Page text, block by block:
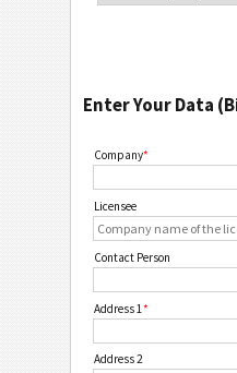
Enter Your Data
Company*
Licensee
Contact Person
Address 1 *
Address 2